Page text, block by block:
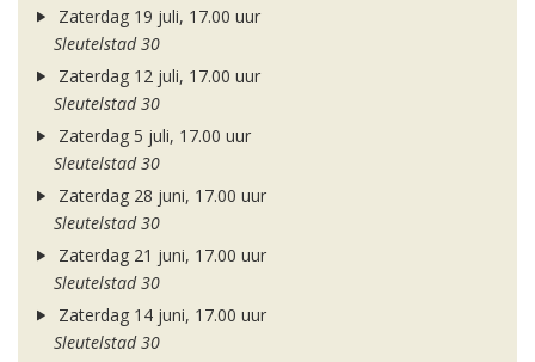
Zaterdag 19 juli, 17.00 uur
Sleutelstad 30
Zaterdag 12 juli, 17.00 uur
Sleutelstad 30
Zaterdag 5 juli, 17.00 uur
Sleutelstad 30
Zaterdag 28 juni, 17.00 uur
Sleutelstad 30
Zaterdag 21 juni, 17.00 uur
Sleutelstad 30
Zaterdag 14 juni, 17.00 uur
Sleutelstad 30